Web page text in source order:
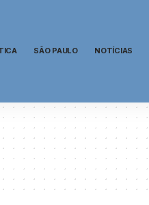
SÃO PAULO NOTÍCIAS